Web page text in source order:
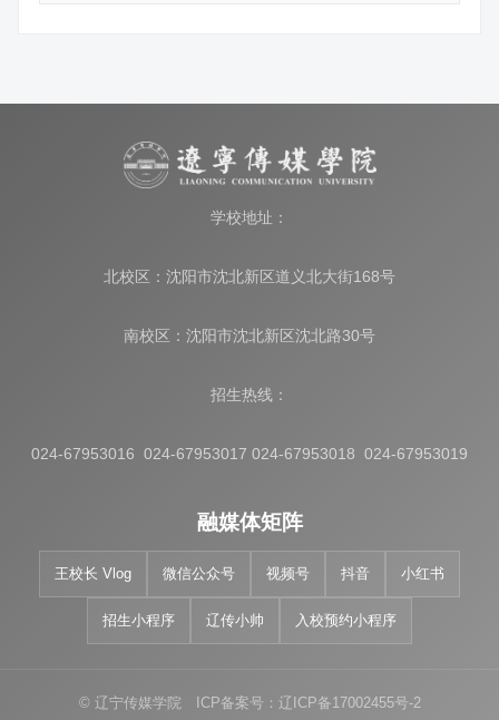
学校地址：
北校区：沈阳市沈北新区道义北大街168号
南校区：沈阳市沈北新区沈北路30号
招生热线：
024-67953016 024-67953017 024-67953018 024-67953019
融媒体矩阵
王校长 Vlog 微信公众号 视频号 抖音 小红书
招生小程序 辽传小帅 入校预约小程序
© 辽宁传媒学院 ICP备案号：辽ICP备17002455号-2